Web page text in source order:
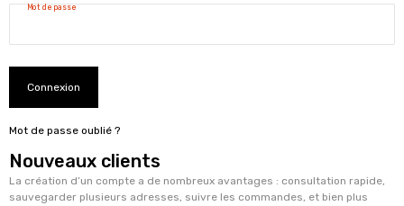
Mot de passe
Connexion
Mot de passe oublié ?
Nouveaux clients
La création d’un compte a de nombreux avantages : consultation rapide,
sauvegarder plusieurs adresses, suivre les commandes, et bien plus